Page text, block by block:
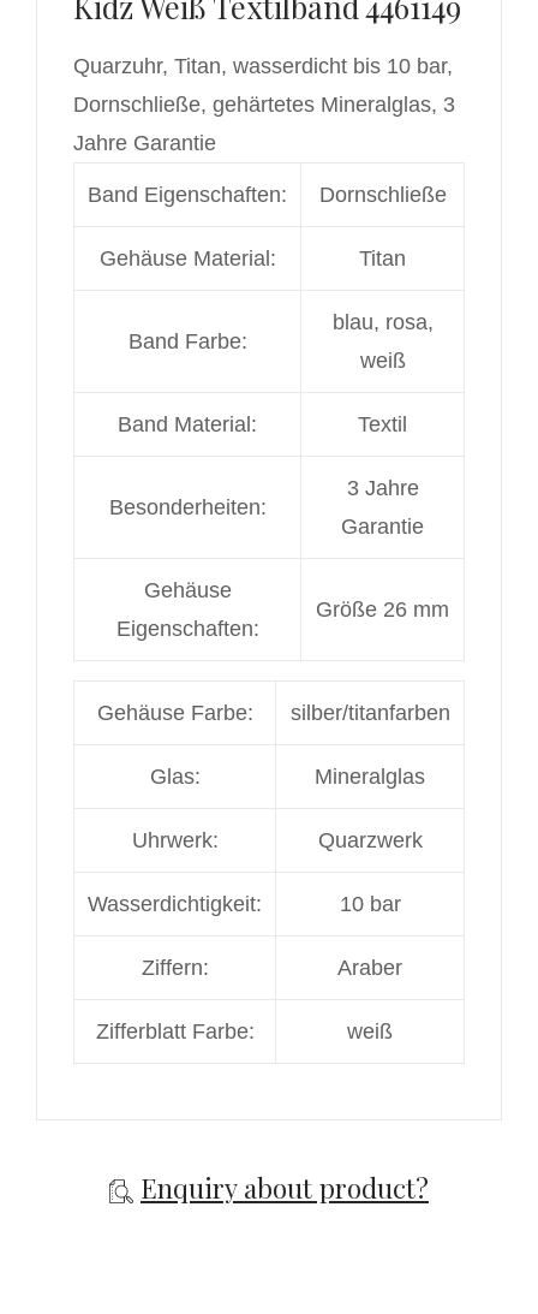
Quarzuhr, Titan, wasserdicht bis 10 bar,
Dornschließe, gehärtetes Mineralglas, 3
Jahre Garantie
Band Eigenschaften: Dornschließe
Gehäuse Material: Titan
Band Farbe:
blau, rosa,
weiß
Band Material: Textil
Besonderheiten:
3 Jahre
Garantie
Gehäuse
Eigenschaften:
Größe 26 mm
Gehäuse Farbe: silber/titanfarben
Glas: Mineralglas
Uhrwerk: Quarzwerk
Wasserdichtigkeit: 10 bar
Ziffern: Araber
Zifferblatt Farbe: weiß
Enquiry about product?